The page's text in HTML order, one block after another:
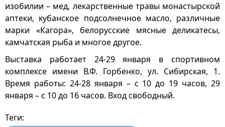
изобилии – мед, лекарственные травы монастырской
аптеки, кубанское подсолнечное масло, различные
марки «Кагора», белорусские мясные деликатесы,
камчатская рыба и многое другое.
Выставка работает 24-29 января в спортивном
комплексе имени В.Ф. Горбенко, ул. Сибирская, 1.
Время работы: 24-28 января – с 10 до 19 часов, 29
января – с 10 до 16 часов. Вход свободный.
Теги: